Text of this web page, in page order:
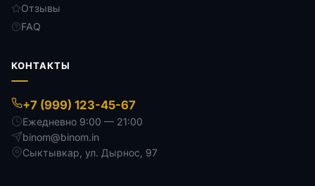
Отзывы
FAQ
КОНТАКТЫ
+7 (999) 123-45-67
Ежедневно 9:00 — 21:00
binom@binom.in
Сыктывкар, ул. Дырнос, 97